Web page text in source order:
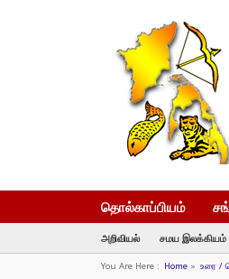
தொல்காப்பியம்
அறிவியல் சமய இலக்கியம்
You Are Here : Home» உரை /